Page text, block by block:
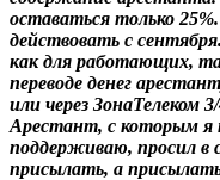
оставаться только
действовать с
как для работающих,
переводе денег
или через ЗонаТелеком
Арестант, с которым я
поддерживаю, просил в
присылать, а